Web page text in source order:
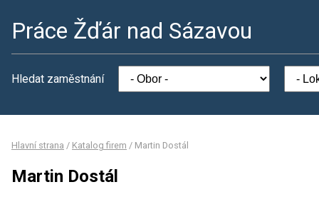
Práce Žďár nad Sázavou
Hledat zaměstnání
Hlavní strana / Katalog firem / Martin Dostál
Martin Dostál